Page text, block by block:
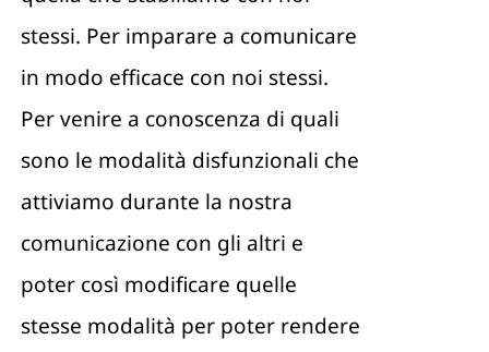
stessi. Per imparare a comunicare
in modo efficace con noi stessi.
Per venire a conoscenza di quali
sono le modalità disfunzionali che
attiviamo durante la nostra
comunicazione con gli altri e
poter così modificare quelle
stesse modalità per poter rendere